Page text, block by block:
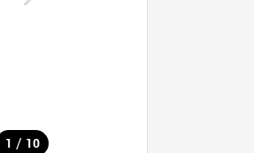
1 / 10